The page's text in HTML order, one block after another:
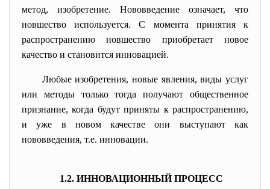
метод, изобретение. Нововведение означает, что
новшество используется. С момента принятия к
распространению новшество приобретает новое
качество и становится инновацией.
Любые изобретения, новые явления, виды услуг
или методы только тогда получают общественное
признание, когда будут приняты к распространению,
и уже в новом качестве они выступают как
нововведения, т.е. инновации.
1.2. ИННОВАЦИОННЫЙ ПРОЦЕСС